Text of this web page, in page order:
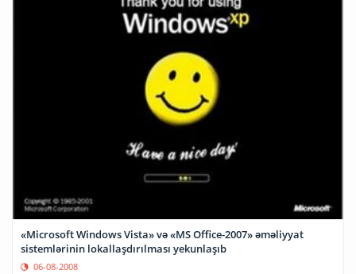
«Microsoft Windows Vista» və «MS Office-2007» əməliyyat
sistemlərinin lokallaşdırılması yekunlaşıb
06-08-2008